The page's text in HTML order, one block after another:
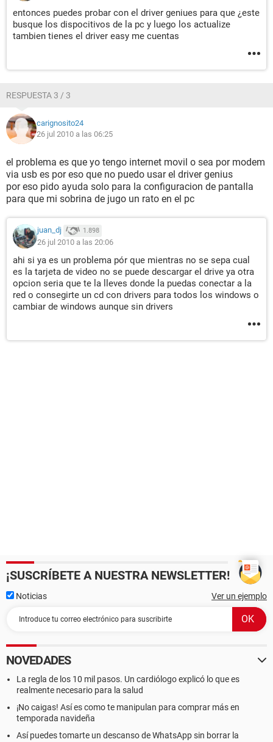
entonces puedes probar con el driver geniues para que ¿este
busque los dispocitivos de la pc y luego los actualize
tambien tienes el driver easy me cuentas
RESPUESTA 3 / 3
carignosito24
26 jul 2010 a las 06:25
el problema es que yo tengo internet movil o sea por modem
via usb es por eso que no puedo usar el driver genius
por eso pido ayuda solo para la configuracion de pantalla
para que mi sobrina de jugo un rato en el pc
juan_dj 1.898
26 jul 2010 a las 20:06
ahi si ya es un problema pór que mientras no se sepa cual
es la tarjeta de video no se puede descargar el drive ya otra
opcion seria que te la lleves donde la puedas conectar a la
red o consegirte un cd con drivers para todos los windows o
cambiar de windows aunque sin drivers
¡SUSCRÍBETE A NUESTRA NEWSLETTER!
Noticias Ver un ejemplo
NOVEDADES
La regla de los 10 mil pasos. Un cardiólogo explicó lo que es
realmente necesario para la salud
¡No caigas! Así es como te manipulan para comprar más en
temporada navideña
Así puedes tomarte un descanso de WhatsApp sin borrar la